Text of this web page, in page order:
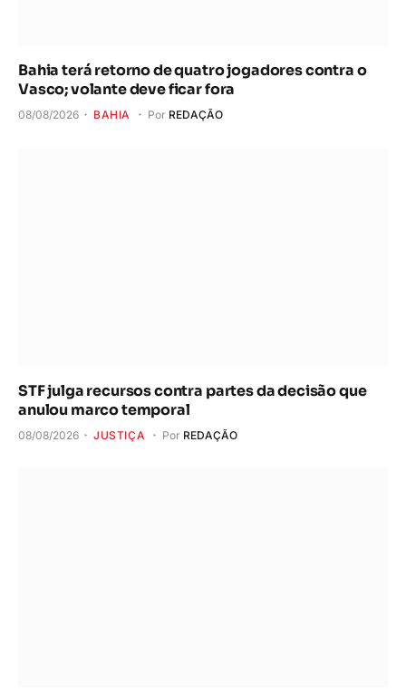
Bahia terá retorno de quatro jogadores contra o
Vasco; volante deve ficar fora
08/08/2026 BAHIA Por REDAÇÃO
STF julga recursos contra partes da decisão que
anulou marco temporal
08/08/2026 JUSTIÇA Por REDAÇÃO